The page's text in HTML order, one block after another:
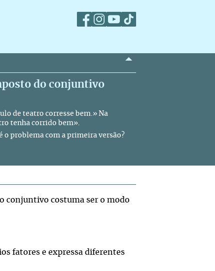
do conjuntivo
de teatro corresse bem.» Na
tenha corrido bem».
o problema com a primeira versão?
conjuntivo costuma ser o modo
fatores e expressa diferentes